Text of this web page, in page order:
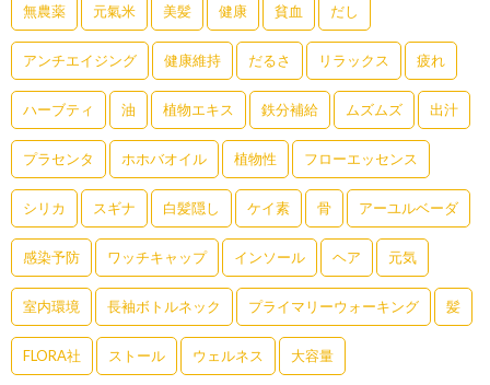
無農薬 元氣米 美髪 健康 貧血 だし
アンチエイジング 健康維持 だるさ リラックス 疲れ
ハーブティ 油 植物エキス 鉄分補給 ムズムズ 出汁
プラセンタ ホホバオイル 植物性 フローエッセンス
シリカ スギナ 白髪隠し ケイ素 骨 アーユルベーダ
感染予防 ワッチキャップ インソール ヘア 元気
室内環境 長袖ボトルネック プライマリーウォーキング 髪
FLORA社 ストール ウェルネス 大容量